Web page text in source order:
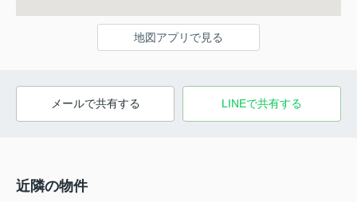
地図アプリで見る
メールで共有する LINEで共有する
近隣の物件